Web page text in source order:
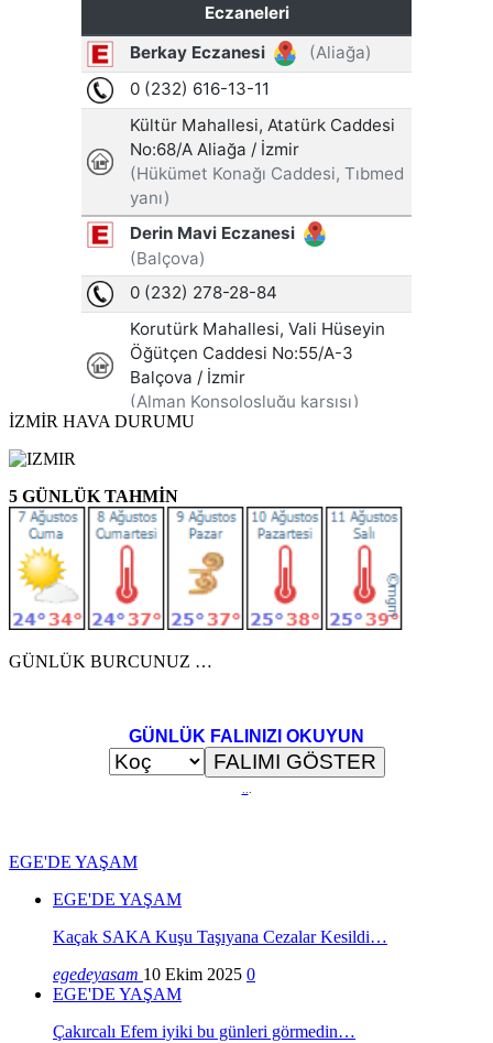
İZMİR HAVA DURUMU
5 GÜNLÜK TAHMİN
GÜNLÜK BURCUNUZ …
GÜNLÜK FALINIZI OKUYUN
...
EGE'DE YAŞAM
EGE'DE YAŞAM
Kaçak SAKA Kuşu Taşıyana Cezalar Kesildi…
egedeyasam 10 Ekim 2025 0
EGE'DE YAŞAM
Çakırcalı Efem iyiki bu günleri görmedin…